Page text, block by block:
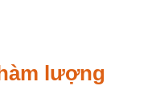
lượng